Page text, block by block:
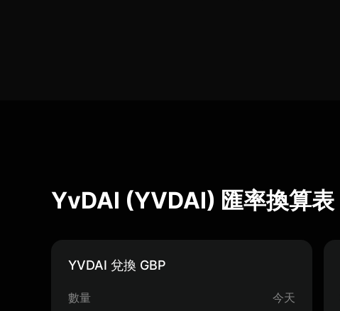
YvDAI (YVDAI) 匯率換算表
YVDAI 兌換 GBP
數量 今天